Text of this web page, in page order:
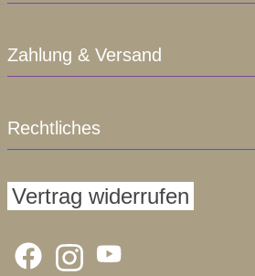
Zahlung & Versand
Rechtliches
Vertrag widerrufen